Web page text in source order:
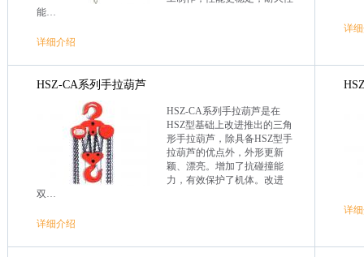
能…
详细介绍
详
HSZ-CA系列手拉葫芦
HSZ-CA系列手拉葫芦是在
HSZ型基础上改进推出的三角
形手拉葫芦，除具备HSZ型手
拉葫芦的优点外，外形更新
颖、漂亮。增加了抗碰撞能
力，有效保护了机体。改进
双…
详细介绍
详